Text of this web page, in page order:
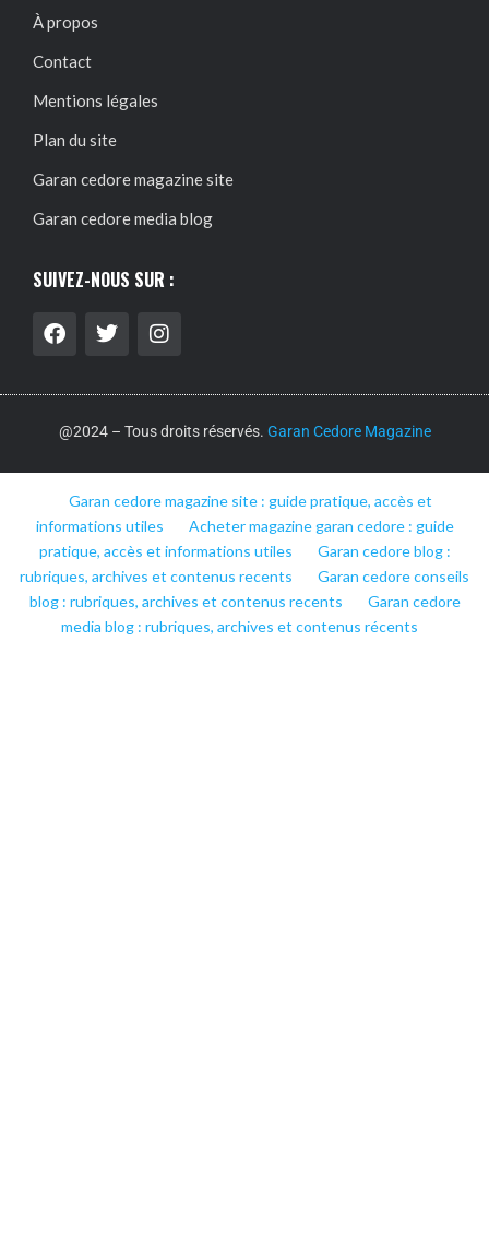
À propos
Contact
Mentions légales
Plan du site
Garan cedore magazine site
Garan cedore media blog
SUIVEZ-NOUS SUR :
@2024 – Tous droits réservés. Garan Cedore Magazine
Garan cedore magazine site : guide pratique, accès et
informations utiles
Acheter magazine garan cedore : guide
pratique, accès et informations utiles
Garan cedore blog :
rubriques, archives et contenus recents
Garan cedore conseils
blog : rubriques, archives et contenus recents
Garan cedore
media blog : rubriques, archives et contenus récents